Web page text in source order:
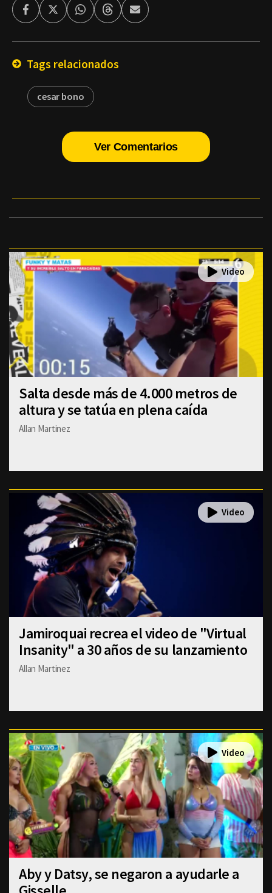
FacebookTwitterWhatsappThreadsEnviar
por
Tags relacionados
cesar bono
Ver Comentarios
Salta desde más de 4.000 metros de
altura y se tatúa en plena caída
Allan Martinez
Jamiroquai recrea el video de "Virtual
Insanity" a 30 años de su lanzamiento
Allan Martinez
Aby y Datsy, se negaron a ayudarle a